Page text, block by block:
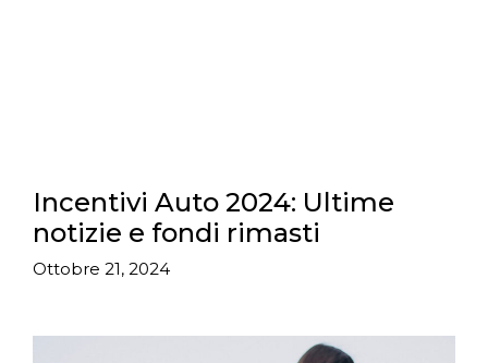
Incentivi Auto 2024: Ultime
notizie e fondi rimasti
Ottobre 21, 2024